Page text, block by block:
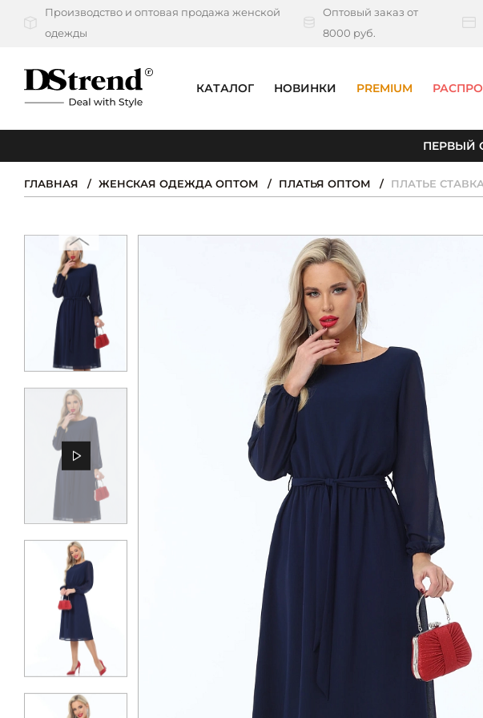
Производство и оптовая продажа женской
одежды
Оптовый заказ от
8000 руб.
КАТАЛОГ НОВИНКИ PREMIUM
ПЕРВЫЙ
КАТАЛОГ
НОВИНКИ
PREMIUM
РАСПРОДАЖА
АКЦИИ
КОНТАКТЫ
ЖУРНАЛ
О НАС
СКИДКИ
ЧАСТО ЗАДАВАЕМЫЕ ВОПРОСЫ
ОПТОВЫМ ПОКУПАТЕЛЯМ
РОЗНИЧНЫМ ПОКУПАТЕЛЯМ
ДОСТАВКА
ГЛАВНАЯ ЖЕНСКАЯ ОДЕЖДА ОПТОМ ПЛАТЬЯ ОПТОМ ПЛАТЬЕ